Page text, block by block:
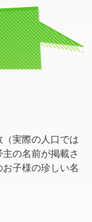
実際の人口では
の名前が掲載さ
子様の珍しい名